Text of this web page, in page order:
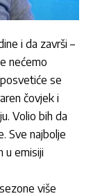
i da završi –
nećemo
se
čovjek i
Volio bih da
Sve najbolje
u emisiji
više